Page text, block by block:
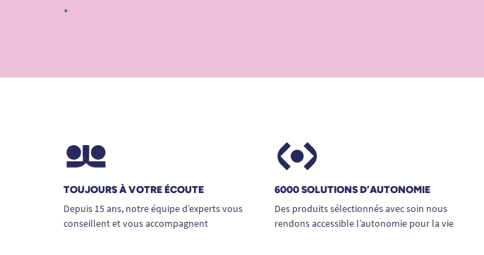
*
TOUJOURS À VOTRE ÉCOUTE
Depuis 15 ans, notre équipe d’experts vous
conseillent et vous accompagnent
6000 SOLUTIONS D’AUTONOMIE
Des produits sélectionnés avec soin nous
rendons accessible l’autonomie pour la vie